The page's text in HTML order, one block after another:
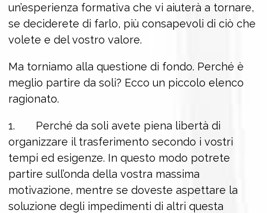
un’esperienza formativa che vi aiuterà a tornare,
se deciderete di farlo, più consapevoli di ciò che
volete e del vostro valore.
Ma torniamo alla questione di fondo. Perché è
meglio partire da soli? Ecco un piccolo elenco
ragionato.
1. Perché da soli avete piena libertà di
organizzare il trasferimento secondo i vostri
tempi ed esigenze. In questo modo potrete
partire sull’onda della vostra massima
motivazione, mentre se doveste aspettare la
soluzione degli impedimenti di altri questa